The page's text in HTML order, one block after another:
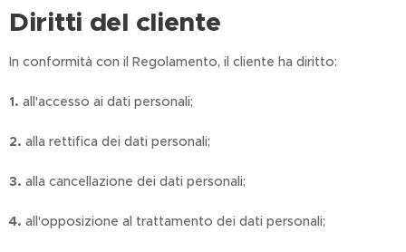
Diritti del cliente
In conformità con il Regolamento, il cliente ha diritto:
1. all'accesso ai dati personali;
2. alla rettifica dei dati personali;
3. alla cancellazione dei dati personali;
4. all'opposizione al trattamento dei dati personali;